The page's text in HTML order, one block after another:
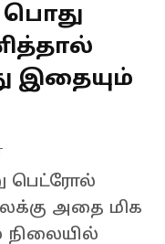
இதையும்
பெட்ரோல்
அதை மிக
நிலையில்